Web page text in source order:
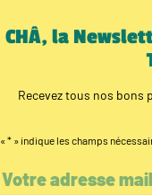
CHÂ, la
Recevez tous nos bons
« * » indique les champs